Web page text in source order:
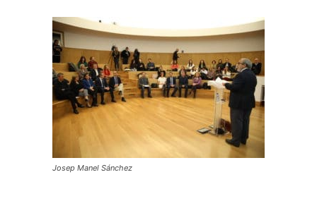
Josep Manel Sánchez